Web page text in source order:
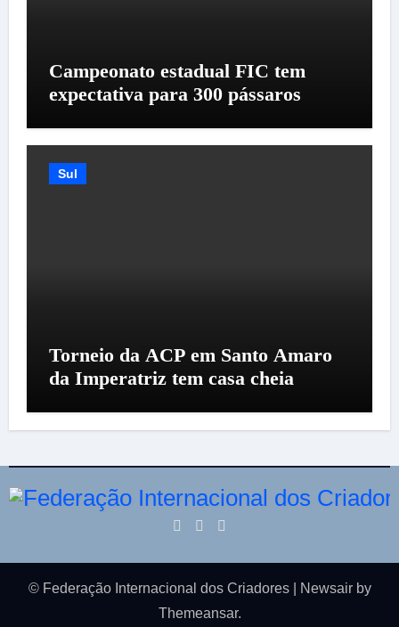
Campeonato estadual FIC tem
expectativa para 300 pássaros
Sul
Torneio da ACP em Santo Amaro
da Imperatriz tem casa cheia
© Federação Internacional dos Criadores Newsairby
Themeansar.